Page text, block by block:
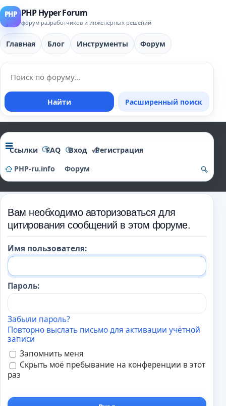
PHP Hyper Forum
форум разработчиков и инженерных решений
Главная Блог Инструменты Форум
Найти Расширенный поиск
Ссылки FAQ Вход
Регистрация
PHP-ru.info
Форум
Вам необходимо авторизоваться для
цитирования сообщений в этом форуме.
Имя пользователя:
Пароль:
Забыли пароль?
Повторно выслать письмо для активации учётной
записи
Запомнить меня
Скрыть моё пребывание на конференции в этот
раз